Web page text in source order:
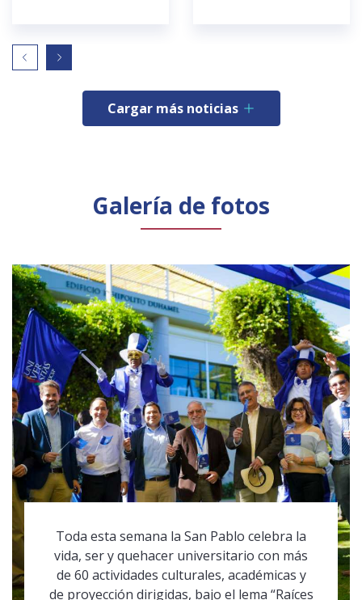
Cargar más noticias
Galería de fotos
Toda esta semana la San Pablo celebra la
vida, ser y quehacer universitario con más
de 60 actividades culturales, académicas y
de proyección dirigidas, bajo el lema “Raíces